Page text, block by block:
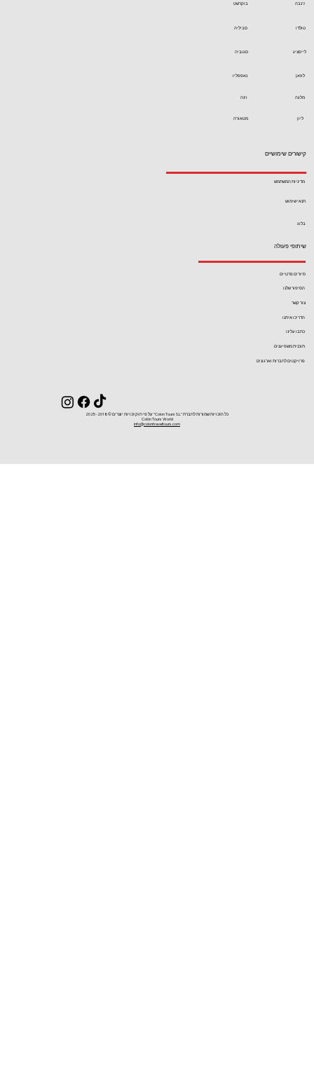
קישורים שימושיים
תנאי שימוש
מדיניות המשתמש
בלוג
כל הזכויות שמורות לחברת ''Colon Tours S.L'' על פי חוק זכויות יוצרים ©2018- 2025
Colón Tours World
info@colontraveltours.com
שיתופי פעולה
תוכנית משפיענים
הסיפור שלנו
סיורים פרטיים
הדריכו איתנו
פרויקטים לחברות וארגונים
כתבו עלינו
צור קשר
סביליה טולדו
בוקרשט
נאפפליו
ז'נבה
לוזאן
סגוביה
מלגה
לייפציג
מטאורה
וינה
ליון